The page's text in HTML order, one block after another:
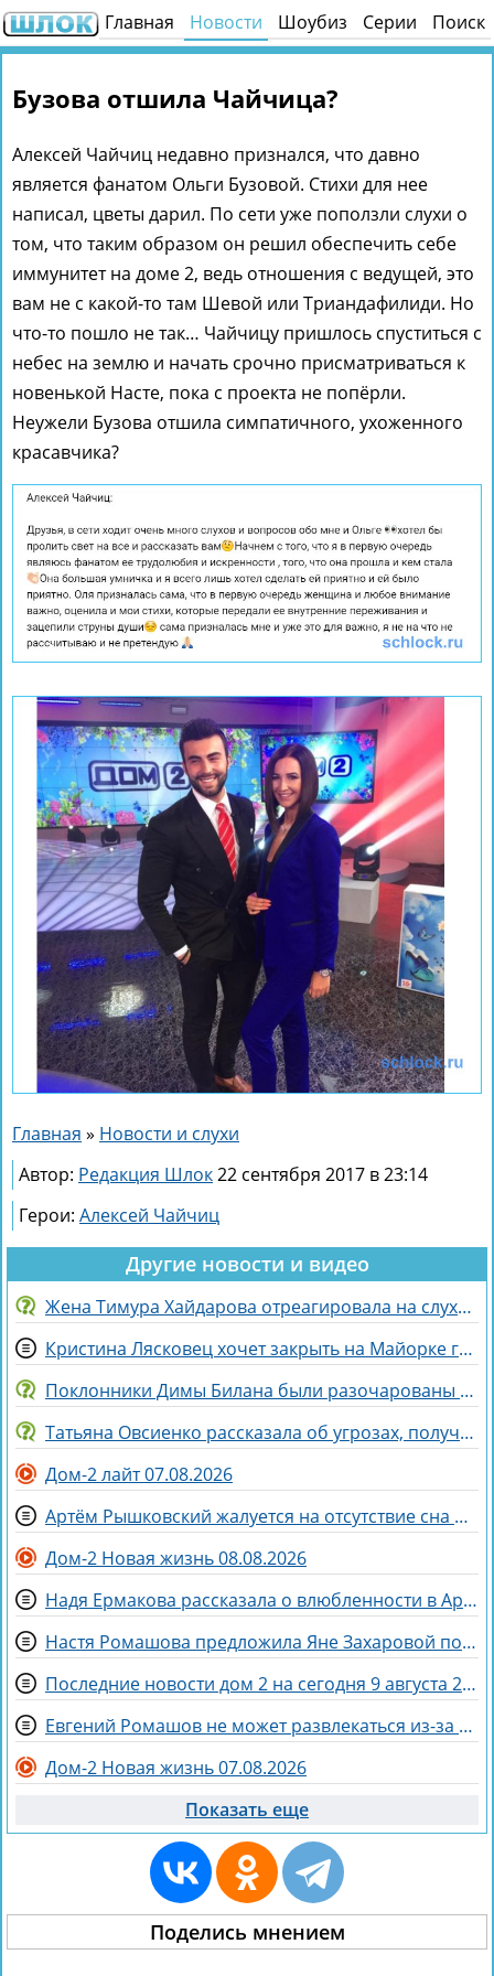
Главная Новости Шоубиз Серии Поиск
Бузова отшила Чайчица?
Алексей Чайчиц недавно признался, что давно
является фанатом Ольги Бузовой. Стихи для нее
написал, цветы дарил. По сети уже поползли слухи о
том, что таким образом он решил обеспечить себе
иммунитет на доме 2, ведь отношения с ведущей, это
вам не с какой-то там Шевой или Триандафилиди. Но
что-то пошло не так… Чайчицу пришлось спуститься с
небес на землю и начать срочно присматриваться к
новенькой Насте, пока с проекта не попёрли.
Неужели Бузова отшила симпатичного, ухоженного
красавчика?
Главная » Новости и слухи
Автор: Редакция Шлок22 сентября 2017 в 23:14
Герои: Алексей Чайчиц
Другие новости и видео
Жена Тимура Хайдарова отреагировала на слухи о колдовстве
Кристина Лясковец хочет закрыть на Майорке гештальт
Поклонники Димы Билана были разочарованы его последним концертом
Татьяна Овсиенко рассказала об угрозах, полученных мамой
Дом-2 лайт 07.08.2026
Артём Рышковский жалуется на отсутствие сна из-за Нади Ермаковой
Дом-2 Новая жизнь 08.08.2026
Надя Ермакова рассказала о влюбленности в Артёма Рышковского
Настя Ромашова предложила Яне Захаровой пожить у неё в гардеробной
Последние новости дом 2 на сегодня 9 августа 2026
Евгений Ромашов не может развлекаться из-за беременности жены Анастасии
Дом-2 Новая жизнь 07.08.2026
Показать еще
Поделись мнением